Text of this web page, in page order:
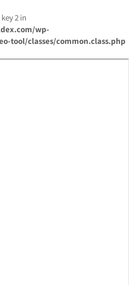
2 in
wp-
tool/classes/common.class.php